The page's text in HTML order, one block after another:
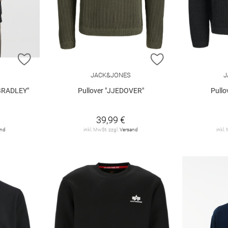
ZUR WUNSCHLISTE HINZUFÜGEN ZUR
JACK&JONES
Pullover "JJEDOVER"
39,99 €
inkl. MwSt. zzgl.Versand inkl.